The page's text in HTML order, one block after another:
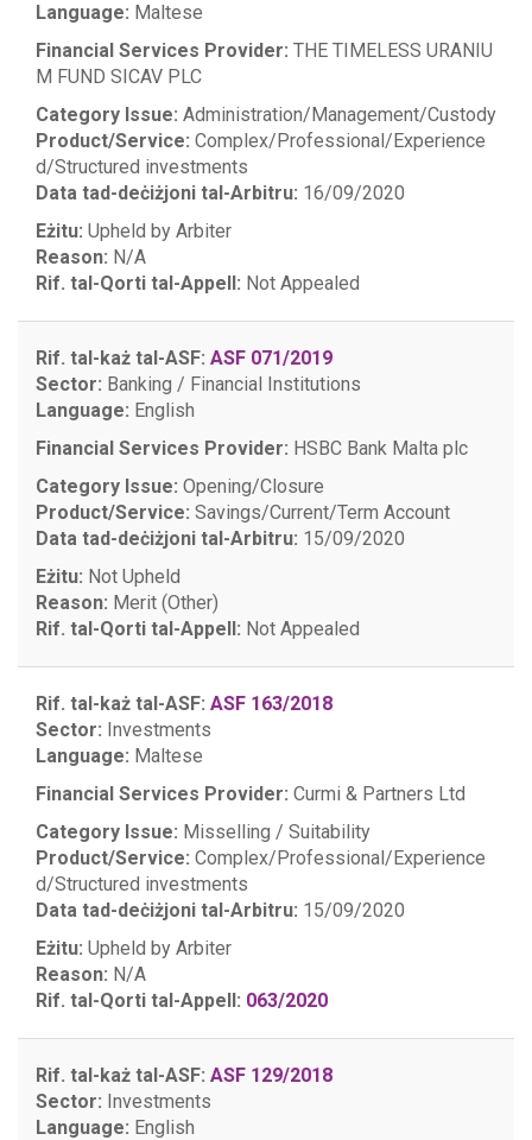
Language: Maltese
Financial Services Provider: THE TIMELESS URANIU
M FUND SICAV PLC
Category Issue: Administration/Management/Custody
Product/Service: Complex/Professional/Experience
d/Structured investments
Data tad-deċiżjoni tal-Arbitru: 16/09/2020
Eżitu: Upheld by Arbiter
Reason: N/A
Rif. tal-Qorti tal-Appell: Not Appealed
Rif. tal-każ tal-ASF: ASF 071/2019
Sector: Banking / Financial Institutions
Language: English
Financial Services Provider: HSBC Bank Malta plc
Category Issue: Opening/Closure
Product/Service: Savings/Current/Term Account
Data tad-deċiżjoni tal-Arbitru: 15/09/2020
Eżitu: Not Upheld
Reason: Merit (Other)
Rif. tal-Qorti tal-Appell: Not Appealed
Rif. tal-każ tal-ASF: ASF 163/2018
Sector: Investments
Language: Maltese
Financial Services Provider: Curmi & Partners Ltd
Category Issue: Misselling / Suitability
Product/Service: Complex/Professional/Experience
d/Structured investments
Data tad-deċiżjoni tal-Arbitru: 15/09/2020
Eżitu: Upheld by Arbiter
Reason: N/A
Rif. tal-Qorti tal-Appell: 063/2020
Rif. tal-każ tal-ASF: ASF 129/2018
Sector: Investments
Language: English